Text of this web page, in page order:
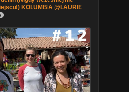
KOLUMBIA @LAURIE